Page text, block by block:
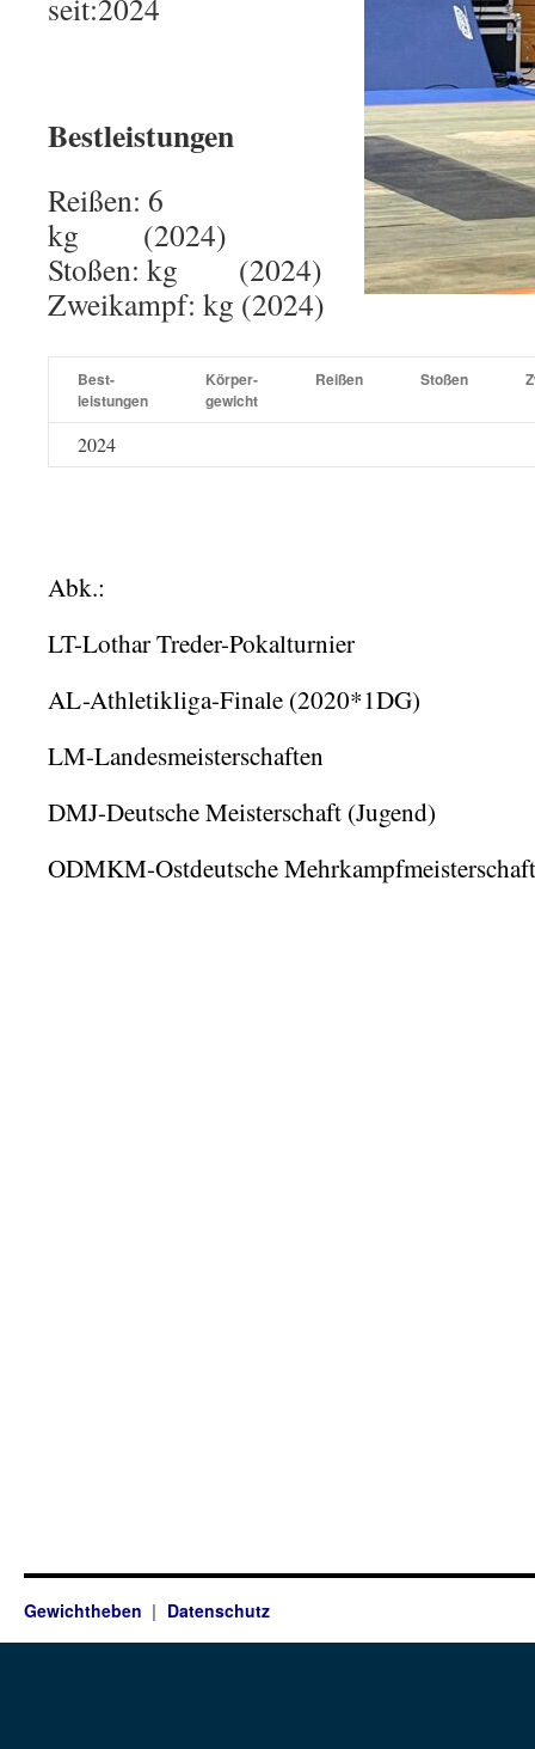
seit:2024
Bestleistungen
Reißen: 6
kg (2024)
Stoßen: kg (2024)
Zweikampf: kg (2024)
Best-
leistungen
Körper-
gewicht
Reißen Stoßen
2024
Abk.:
LT-Lothar Treder-Pokalturnier
AL-Athletikliga-Finale (2020*1DG)
LM-Landesmeisterschaften
DMJ-Deutsche Meisterschaft (Jugend)
ODMKM-Ostdeutsche
Gewichtheben Datenschutz